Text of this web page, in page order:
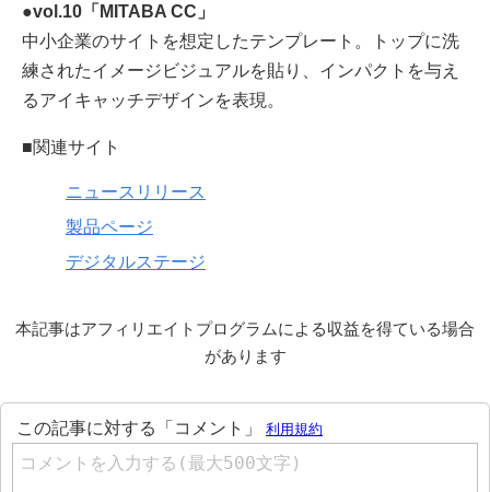
●vol.10「MITABA CC」
中小企業のサイトを想定したテンプレート。トップに洗
練されたイメージビジュアルを貼り、インパクトを与え
るアイキャッチデザインを表現。
■関連サイト
ニュースリリース
製品ページ
デジタルステージ
本記事はアフィリエイトプログラムによる収益を得ている場合
があります